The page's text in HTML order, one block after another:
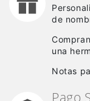
de
una
Notas
Pago